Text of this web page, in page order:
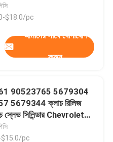
ফে ০৭-১২ টুকসন ১০ কিয়া
$18.0/pc
আমাদের সাথে যোগাযোগ
করুন
90523765 5679304
5679344 ক্লাচ রিলিজ
স্লেভ সিলিন্ডার Chevrolet
এর জন্য
$15.0/pc